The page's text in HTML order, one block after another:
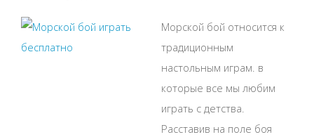
Морской бой относится к
традиционным
настольным играм. в
которые все мы любим
играть с детства.
Расставив на поле боя